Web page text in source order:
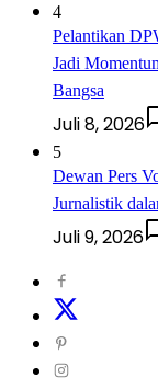
4
Pelantikan
Jadi
Bangsa
Juli 8, 2026
5
Dewan Pers
Jurnalistik
Juli 9, 2026